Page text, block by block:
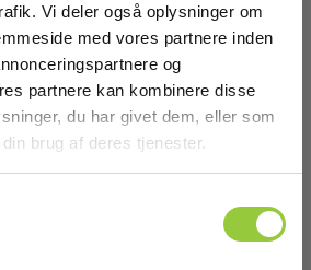
Vi deler også oplysninger om
med vores partnere inden
og
partnere kan kombinere disse
du har givet dem, eller som
brug af deres tjenester.
mm